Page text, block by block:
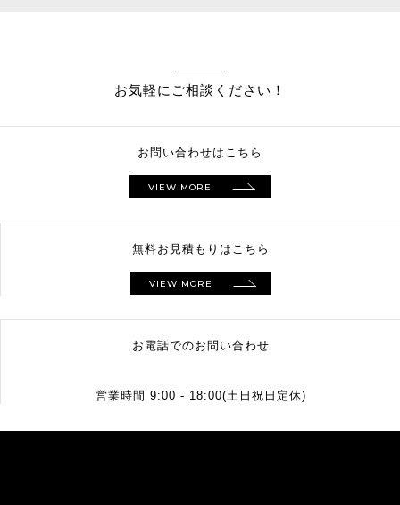
お気軽にご相談ください！
お問い合わせはこちら
VIEW MORE
無料お見積もりはこちら
VIEW MORE
お電話でのお問い合わせ
営業時間 9:00 - 18:00(土日祝日定休)